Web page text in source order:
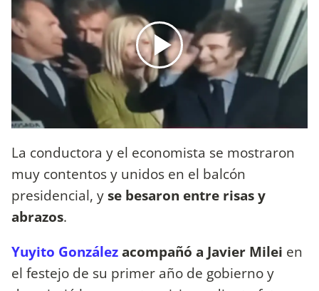
La conductora y el economista se mostraron
muy contentos y unidos en el balcón
presidencial, yse besaron entre risas y
abrazos.
Yuyito Gonzálezacompañó a Javier Milei en
el festejo de su primer año de gobierno y